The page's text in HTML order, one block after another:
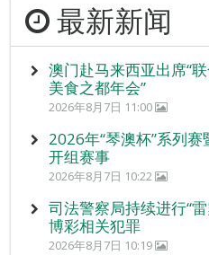
最新新闻
澳门赴马来西亚出席“
美食之都年会”
2026年8月7日 11:00
2026年“琴澳杯”系列
开组赛事
2026年8月7日 10:22
司法警察局持续进行“
博彩相关犯罪
2026年8月7日 10:19